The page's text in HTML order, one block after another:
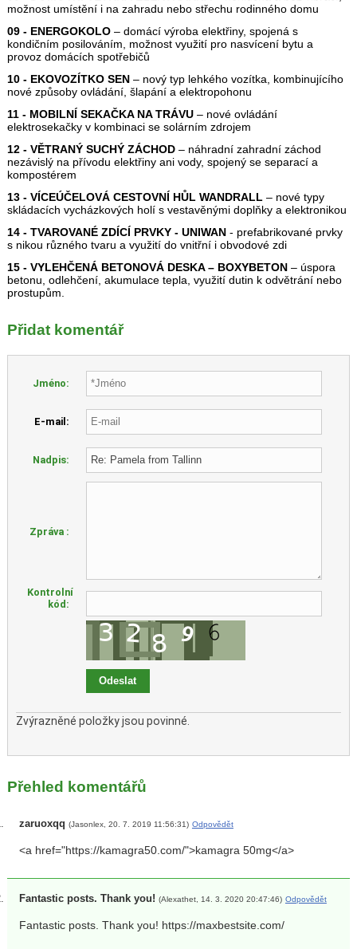
možnost umístění i na zahradu nebo střechu rodinného domu
09 - ENERGOKOLO– domácí výroba elektřiny, spojená s
kondičním posilováním, možnost využití pro nasvícení bytu a
provoz domácích spotřebičů
10 - EKOVOZÍTKO SEN– nový typ lehkého vozítka, kombinujícího
nové způsoby ovládání, šlapání a elektropohonu
11 - MOBILNÍ SEKAČKA NA TRÁVU– nové ovládání
elektrosekačky v kombinaci se solárním zdrojem
12 - VĚTRANÝ SUCHÝ ZÁCHOD– náhradní zahradní záchod
nezávislý na přívodu elektřiny ani vody, spojený se separací a
kompostérem
13 - VÍCEÚČELOVÁ CESTOVNÍ HŮL WANDRALL – nové typy
skládacích vycházkových holí s vestavěnými doplňky a elektronikou
14 - TVAROVANÉ ZDÍCÍ PRVKY - UNIWAN- prefabrikované prvky
s nikou různého tvaru a využití do vnitřní i obvodové zdi
15 - VYLEHČENÁ BETONOVÁ DESKA – BOXYBETON– úspora
betonu, odlehčení, akumulace tepla, využití dutin k odvětrání nebo
prostupům.
Přidat komentář
Jméno:
E-mail:
Nadpis:
Zpráva :
Kontrolní
kód:
Zvýrazněné položky jsou povinné.
Přehled komentářů
zaruoxqq (Jasonlex, 20. 7. 2019 11:56:31) Odpovědět
<a href="https://kamagra50.com/">kamagra 50mg</a>
Fantastic posts. Thank you! (Alexathet, 14. 3. 2020 20:47:46) Odpovědět
Fantastic posts. Thank you! https://maxbestsite.com/